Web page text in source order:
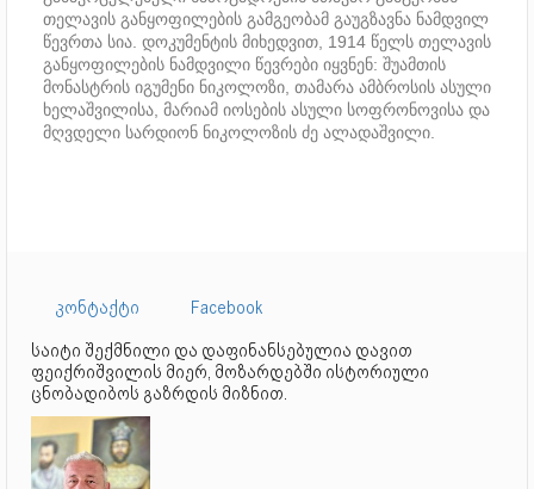
თელავის განყოფილების გამგეობამ გაუგზავნა ნამდვილ
წევრთა სია. დოკუმენტის მიხედვით, 1914 წელს თელავის
განყოფილების ნამდვილი წევრები იყვნენ: შუამთის
მონასტრის იგუმენი ნიკოლოზი, თამარა ამბროსის ასული
ხელაშვილისა, მარიამ იოსების ასული სოფრონოვისა და
მღვდელი სარდიონ ნიკოლოზის ძე ალადაშვილი.
კონტაქტი
Facebook
საიტი შექმნილი და დაფინანსებულია დავით
ფეიქრიშვილის მიერ, მოზარდებში ისტორიული
ცნობადიბოს გაზრდის მიზნით.